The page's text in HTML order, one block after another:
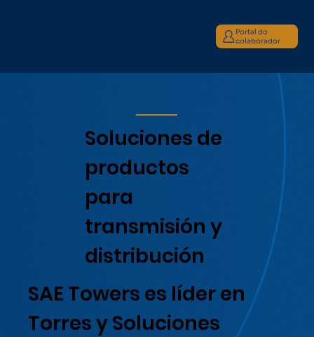
Portal do
colaborador
SAE Towers es líder en
Torres y Soluciones
Soluciones de
productos
para
transmisión y
distribución